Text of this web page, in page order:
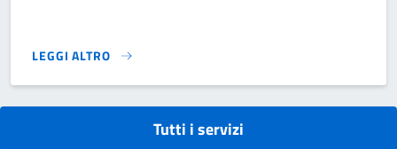
LEGGI ALTRO
SEGNALAZIONI}
Tutti i servizi